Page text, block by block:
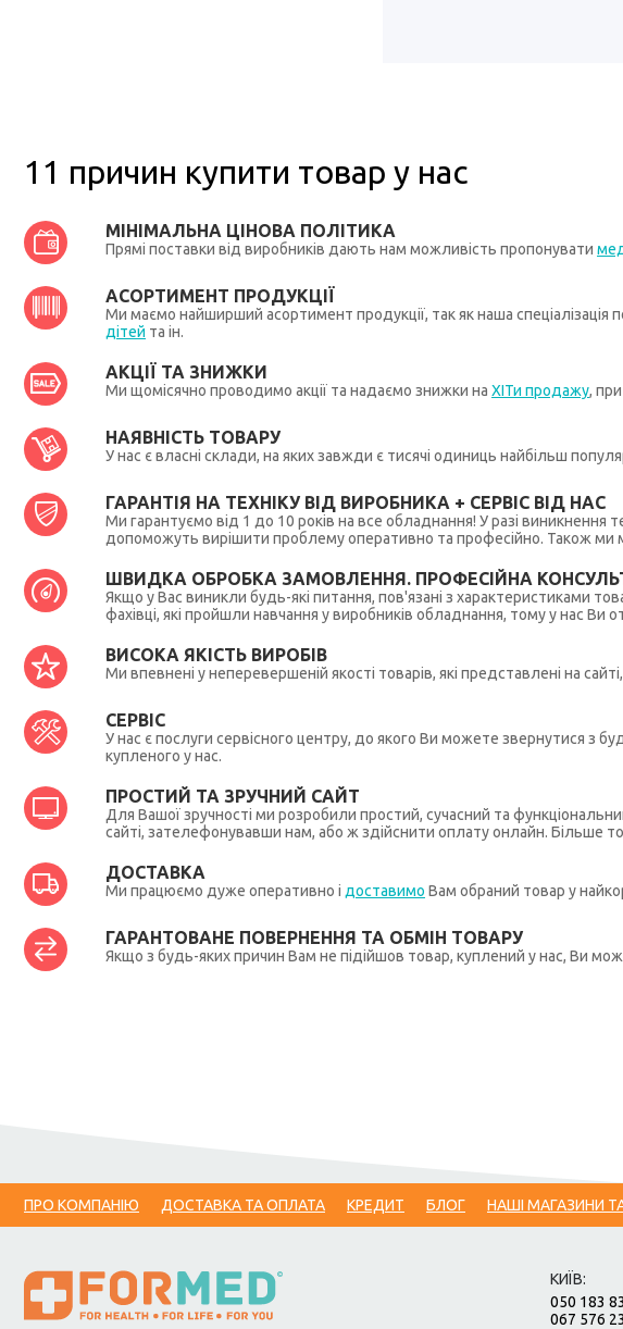
11 причин купити товар у нас
МІНІМАЛЬНА ЦІНОВА ПОЛІТИКА
Прямі поставки від виробників дають нам можливість пропонувати
АСОРТИМЕНТ ПРОДУКЦІЇ
Ми маємо найширший асортимент продукції, так як наша спеціалізація
дітей та ін.
АКЦІЇ ТА ЗНИЖКИ
Ми щомісячно проводимо акції та надаємо знижки на ХІТи продажу,
НАЯВНІСТЬ ТОВАРУ
У нас є власні склади, на яких завжди є тисячі одиниць найбільш
ГАРАНТІЯ НА ТЕХНІКУ ВІД ВИРОБНИКА + СЕРВІС ВІД НАС
Ми гарантуємо від 1 до 10 років на все обладнання! У разі виникнення
допоможуть вирішити проблему оперативно та професійно. Також ми
ШВИДКА ОБРОБКА ЗАМОВЛЕННЯ. ПРОФЕСІЙНА
Якщо у Вас виникли будь-які питання, пов'язані з характеристиками
фахівці, які пройшли навчання у виробників обладнання, тому у нас Ви
ВИСОКА ЯКІСТЬ ВИРОБІВ
Ми впевнені у неперевершеній якості товарів, які представлені на
СЕРВІС
У нас є послуги сервісного центру, до якого Ви можете звернутися з
купленого у нас.
ПРОСТИЙ ТА ЗРУЧНИЙ САЙТ
Для Вашої зручності ми розробили простий, сучасний та
сайті, зателефонувавши нам, або ж здійснити оплату онлайн. Більше
ДОСТАВКА
Ми працюємо дуже оперативно і доставимо Вам обраний товар у
ГАРАНТОВАНЕ ПОВЕРНЕННЯ ТА ОБМІН ТОВАРУ
Якщо з будь-яких причин Вам не підійшов товар, куплений у нас, Ви
ПРО КОМПАНІЮ ДОСТАВКА ТА ОПЛАТА КРЕДИТ БЛОГ НАШІ МАГАЗИНИ
КИЇВ:
050 183
067 576